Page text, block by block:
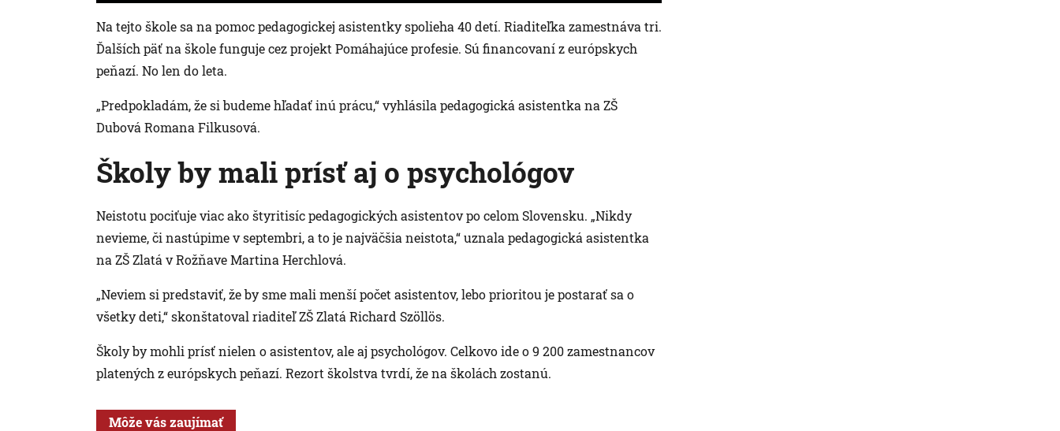
Na tejto škole sa na pomoc pedagogickej asistentky spolieha 40 detí. Riaditeľka zamestnáva tri.
Ďalších päť na škole funguje cez projekt Pomáhajúce profesie. Sú financovaní z európskych
peňazí. No len do leta.
„Predpokladám, že si budeme hľadať inú prácu,“ vyhlásila pedagogická asistentka na ZŠ
Dubová Romana Filkusová.
Školy by mali prísť aj o psychológov
Neistotu pociťuje viac ako štyritisíc pedagogických asistentov po celom Slovensku. „Nikdy
nevieme, či nastúpime v septembri, a to je najväčšia neistota,“ uznala pedagogická asistentka
na ZŠ Zlatá v Rožňave Martina Herchlová.
„Neviem si predstaviť, že by sme mali menší počet asistentov, lebo prioritou je postarať sa o
všetky deti,“ skonštatoval riaditeľ ZŠ Zlatá Richard Szöllös.
Školy by mohli prísť nielen o asistentov, ale aj psychológov. Celkovo ide o 9 200 zamestnancov
platených z európskych peňazí. Rezort školstva tvrdí, že na školách zostanú.
Môže vás zaujímať